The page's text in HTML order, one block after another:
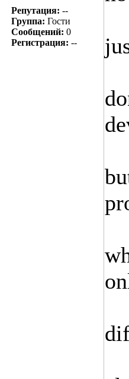
Репутация: --
Группа: Гости
Сообщений: 0
Регистрация: --